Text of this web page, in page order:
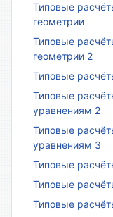
Типовые
геометрии
Типовые
геометрии 2
Типовые
Типовые
уравнениям 2
Типовые
уравнениям 3
Типовые
Типовые
Типовые